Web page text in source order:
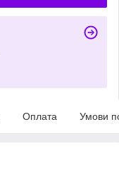
Оплата Умови